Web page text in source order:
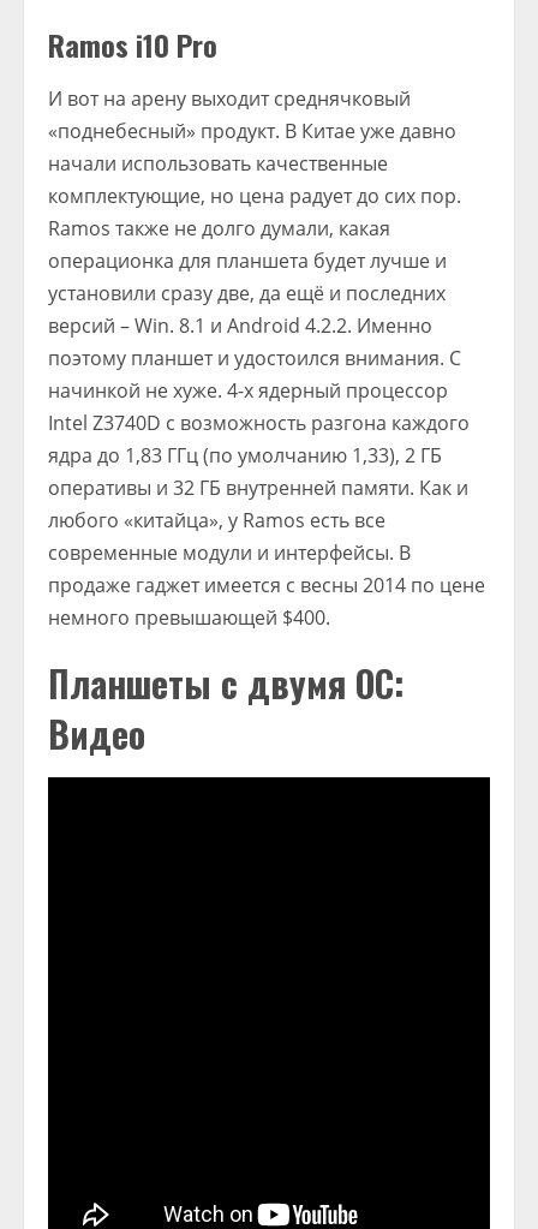
Ramos i10 Pro
И вот на арену выходит среднячковый
«поднебесный» продукт. В Китае уже давно
начали использовать качественные
комплектующие, но цена радует до сих пор.
Ramos также не долго думали, какая
операционка для планшета будет лучше и
установили сразу две, да ещё и последних
версий – Win. 8.1 и Android 4.2.2. Именно
поэтому планшет и удостоился внимания. С
начинкой не хуже. 4-х ядерный процессор
Intel Z3740D с возможность разгона каждого
ядра до 1,83 ГГц (по умолчанию 1,33), 2 ГБ
оперативы и 32 ГБ внутренней памяти. Как и
любого «китайца», у Ramos есть все
современные модули и интерфейсы. В
продаже гаджет имеется с весны 2014 по цене
немного превышающей $400.
Планшеты с двумя ОС:
Видео